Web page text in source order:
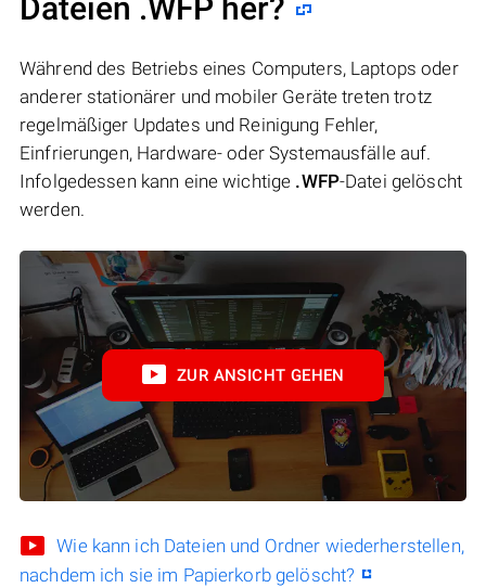
Dateien .WFP her?
Während des Betriebs eines Computers, Laptops oder
anderer stationärer und mobiler Geräte treten trotz
regelmäßiger Updates und Reinigung Fehler,
Einfrierungen, Hardware- oder Systemausfälle auf.
Infolgedessen kann eine wichtige .WFP-Datei gelöscht
werden.
ZUR ANSICHT GEHEN
Wie kann ich Dateien und Ordner wiederherstellen,
nachdem ich sie im Papierkorb gelöscht?